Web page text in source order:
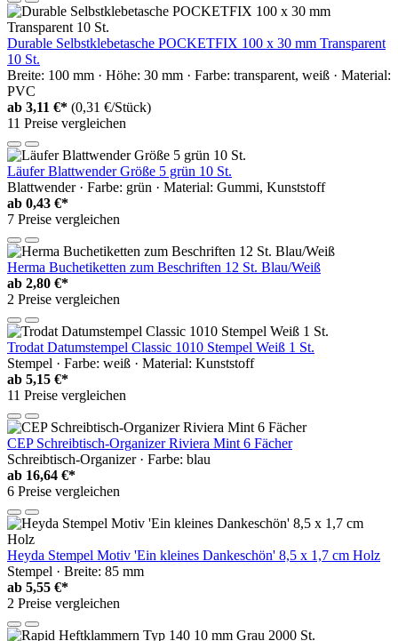
Durable Selbstklebetasche POCKETFIX 100 x 30 mm Transparent
10 St.
Breite: 100 mm · Höhe: 30 mm · Farbe: transparent, weiß · Material:
PVC
ab 3,11 €* (0,31 €/Stück)
11 Preise vergleichen
Läufer Blattwender Größe 5 grün 10 St.
Blattwender · Farbe: grün · Material: Gummi, Kunststoff
ab 0,43 €*
7 Preise vergleichen
Herma Buchetiketten zum Beschriften 12 St. Blau/Weiß
ab 2,80 €*
2 Preise vergleichen
Trodat Datumstempel Classic 1010 Stempel Weiß 1 St.
Stempel · Farbe: weiß · Material: Kunststoff
ab 5,15 €*
11 Preise vergleichen
CEP Schreibtisch-Organizer Riviera Mint 6 Fächer
Schreibtisch-Organizer · Farbe: blau
ab 16,64 €*
6 Preise vergleichen
Heyda Stempel Motiv 'Ein kleines Dankeschön' 8,5 x 1,7 cm Holz
Stempel · Breite: 85 mm
ab 5,55 €*
2 Preise vergleichen